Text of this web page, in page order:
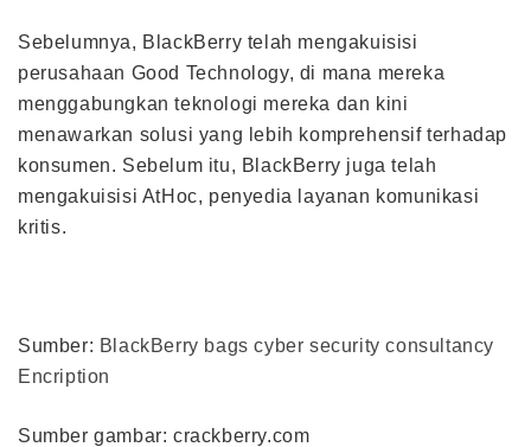
Sebelumnya, BlackBerry telah mengakuisisi
perusahaan Good Technology, di mana mereka
menggabungkan teknologi mereka dan kini
menawarkan solusi yang lebih komprehensif terhadap
konsumen. Sebelum itu, BlackBerry juga telah
mengakuisisi AtHoc, penyedia layanan komunikasi
kritis.
Sumber: BlackBerry bags cyber security consultancy
Encription
Sumber gambar: crackberry.com